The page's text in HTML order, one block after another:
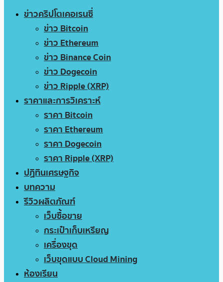
ข่าวคริปโตเคอเรนซี่
ข่าว Bitcoin
ข่าว Ethereum
ข่าว Binance Coin
ข่าว Dogecoin
ข่าว Ripple (XRP)
ราคาและการวิเคราะห์
ราคา Bitcoin
ราคา Ethereum
ราคา Dogecoin
ราคา Ripple (XRP)
ปฏิทินเศรษฐกิจ
บทความ
รีวิวผลิตภัณฑ์
เว็บซื้อขาย
กระเป๋าเก็บเหรียญ
เครื่องขุด
เว็บขุดแบบ Cloud Mining
ห้องเรียน